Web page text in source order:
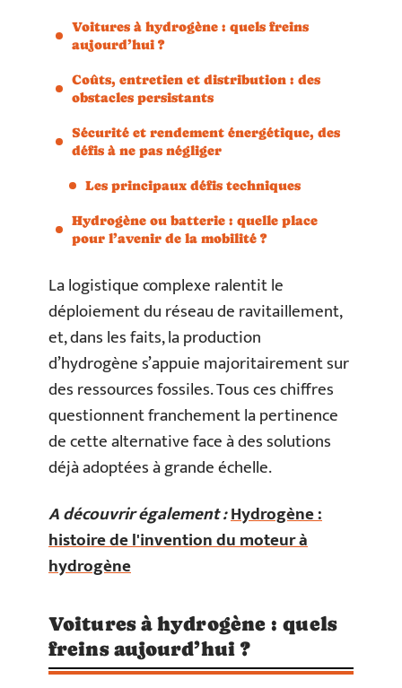
Voitures à hydrogène : quels freins
aujourd’hui ?
Coûts, entretien et distribution : des
obstacles persistants
Sécurité et rendement énergétique, des
défis à ne pas négliger
Les principaux défis techniques
Hydrogène ou batterie : quelle place
pour l’avenir de la mobilité ?
La logistique complexe ralentit le
déploiement du réseau de ravitaillement,
et, dans les faits, la production
d’hydrogène s’appuie majoritairement sur
des ressources fossiles. Tous ces chiffres
questionnent franchement la pertinence
de cette alternative face à des solutions
déjà adoptées à grande échelle.
A découvrir également :Hydrogène :
histoire de l'invention du moteur à
hydrogène
Voitures à hydrogène : quels
freins aujourd’hui ?